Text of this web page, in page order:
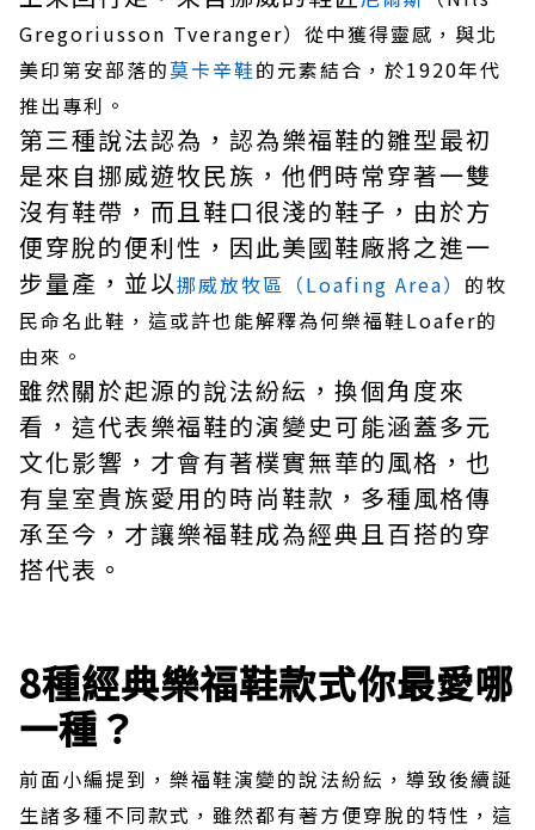
Gregoriusson Tveranger）從中獲得靈感，與北
美印第安部落的莫卡辛鞋的元素結合，於1920年代
推出專利。
第三種說法認為，認為樂福鞋的雛型最初
是來自挪威遊牧民族，他們時常穿著一雙
沒有鞋帶，而且鞋口很淺的鞋子，由於方
便穿脫的便利性，因此美國鞋廠將之進一
步量產，並以挪威放牧區（Loafing Area） 的牧
民命名此鞋，這或許也能解釋為何樂福鞋Loafer的
由來。
雖然關於起源的說法紛紜，換個角度來
看，這代表樂福鞋的演變史可能涵蓋多元
文化影響，才會有著樸實無華的風格，也
有皇室貴族愛用的時尚鞋款，多種風格傳
承至今，才讓樂福鞋成為經典且百搭的穿
搭代表。
8種經典樂福鞋款式你最愛哪
一種？
前面小編提到，樂福鞋演變的說法紛紜，導致後續誕
生諸多種不同款式，雖然都有著方便穿脫的特性，這